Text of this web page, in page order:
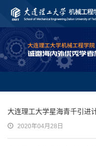
大连理工大学星海青千引进
2020年04月28日